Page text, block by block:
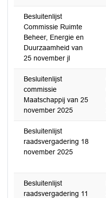
Besluitenlijst
Commissie Ruimte
Beheer, Energie en
Duurzaamheid van
25 november jl
Besluitenlijst
commissie
Maatschappij van 25
november 2025
Besluitenlijst
raadsvergadering 18
november 2025
Besluitenlijst
raadsvergadering 11